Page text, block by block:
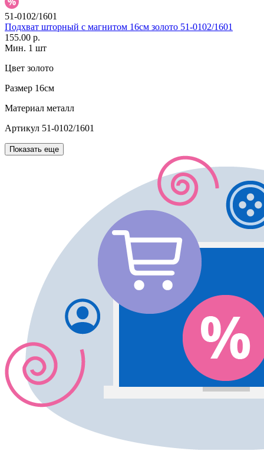
51-0102/1601
Подхват шторный с магнитом 16см золото 51-0102/1601
155.00 р.
Мин. 1 шт
Цвет золото
Размер 16см
Материал металл
Артикул 51-0102/1601
Показать еще